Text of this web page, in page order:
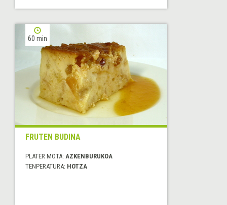
60 min
FRUTEN BUDINA
PLATER MOTA: AZKENBURUKOA
TENPERATURA: HOTZA